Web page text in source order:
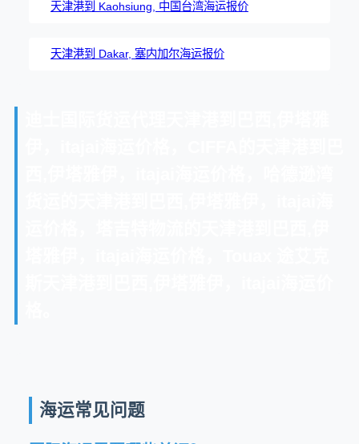
天津港到 Kaohsiung, 中国台湾海运报价
天津港到 Dakar, 塞内加尔海运报价
海运常见问题